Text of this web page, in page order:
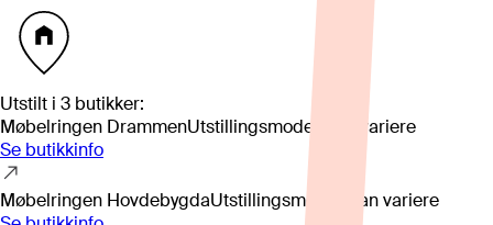
Utstilt i 3 butikker:
Møbelringen DrammenUtstillingsmodell kan variere
Se butikkinfo
Møbelringen HovdebygdaUtstillingsmodell kan variere